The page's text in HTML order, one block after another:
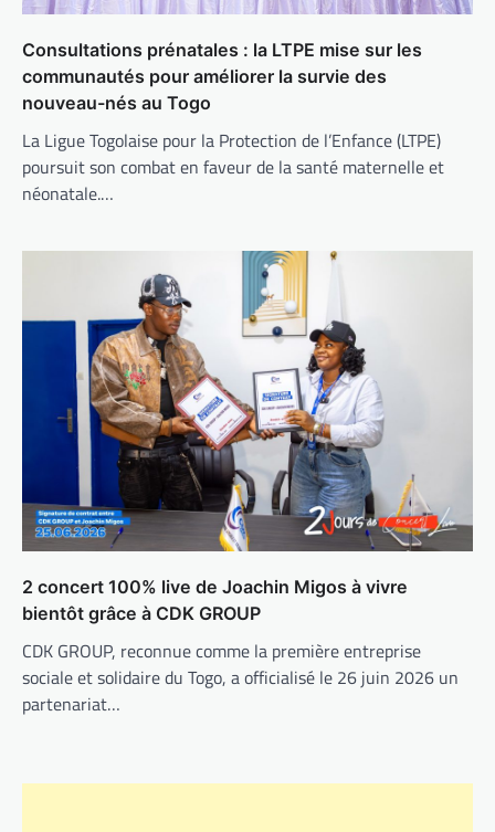
Consultations prénatales : la LTPE mise sur les
communautés pour améliorer la survie des
nouveau-nés au Togo
La Ligue Togolaise pour la Protection de l’Enfance (LTPE)
poursuit son combat en faveur de la santé maternelle et
néonatale.…
2 concert 100% live de Joachin Migos à vivre
bientôt grâce à CDK GROUP
CDK GROUP, reconnue comme la première entreprise
sociale et solidaire du Togo, a officialisé le 26 juin 2026 un
partenariat…